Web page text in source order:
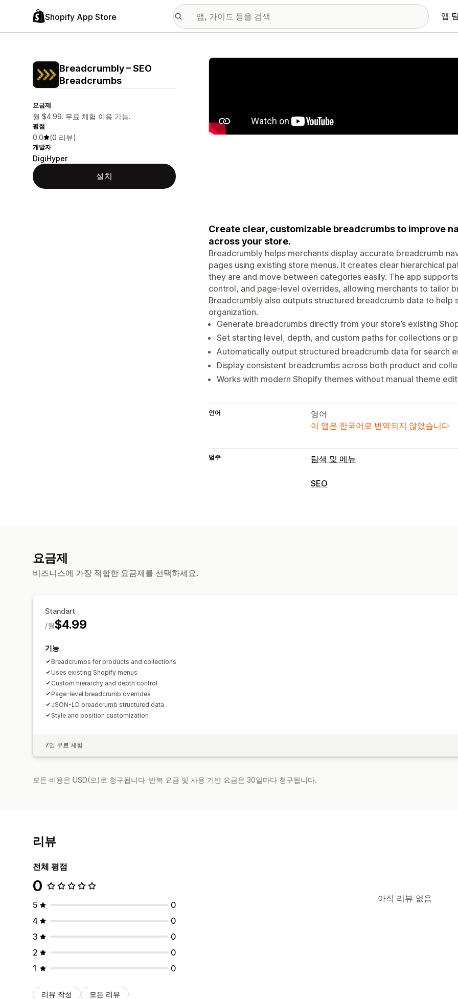
Shopify App Store 앱
Breadcrumbly – SEO
Breadcrumbs
요금제
월 $4.99. 무료 체험 이용 가능.
평점
0.0 (0 리뷰)
개발자
DigiHyper
설치
추천 이미지 갤러리
Create clear, customizable breadcrumbs to improve
across your store.
Breadcrumbly helps merchants display accurate breadcrumb
pages using existing store menus. It creates clear hierarchical
they are and move between categories easily. The app
control, and page-level overrides, allowing merchants to tailor
Breadcrumbly also outputs structured breadcrumb data to help
organization.
Generate breadcrumbs directly from your store’s existing
Set starting level, depth, and custom paths for collections or
Automatically output structured breadcrumb data for search
Display consistent breadcrumbs across both product and
Works with modern Shopify themes without manual theme
언어
영어
이 앱은 한국어로 번역되지 않았습니다
범주 탐색 및 메뉴
메뉴 스타일
SEO
요금제
비즈니스에 가장 적합한 요금제를 선택하세요.
Standart
$4.99
/월
기능
Breadcrumbs for products and collections
Uses existing Shopify menus
Custom hierarchy and depth control
Page-level breadcrumb overrides
JSON-LD breadcrumb structured data
Style and position customization
7일 무료 체험
모든 비용은 USD(으)로 청구됩니다. 반복 요금 및 사용 기반 요금은 30일마다 청구됩니다.
리뷰
전체 평점
0
5
0
4
0
3
0
2
0
1
0
리뷰 작성 모든 리뷰
아직 리뷰 없음